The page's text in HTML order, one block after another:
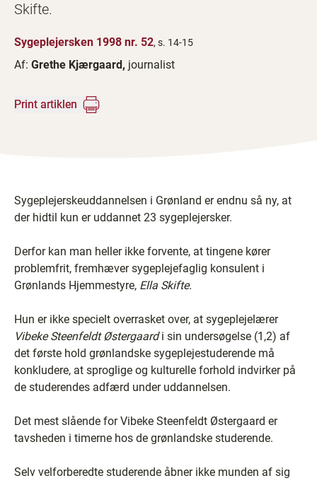
Skifte.
Sygeplejersken 1998 nr. 52, s. 14-15
Af: Grethe Kjærgaard, journalist
Print artiklen
Sygeplejerskeuddannelsen i Grønland er endnu så ny, at
der hidtil kun er uddannet 23 sygeplejersker.
Derfor kan man heller ikke forvente, at tingene kører
problemfrit, fremhæver sygeplejefaglig konsulent i
Grønlands Hjemmestyre, Ella Skifte.
Hun er ikke specielt overrasket over, at sygeplejelærer
Vibeke Steenfeldt Østergaardi sin undersøgelse (1,2) af
det første hold grønlandske sygeplejestuderende må
konkludere, at sproglige og kulturelle forhold indvirker på
de studerendes adfærd under uddannelsen.
Det mest slående for Vibeke Steenfeldt Østergaard er
tavsheden i timerne hos de grønlandske studerende.
Selv velforberedte studerende åbner ikke munden af sig